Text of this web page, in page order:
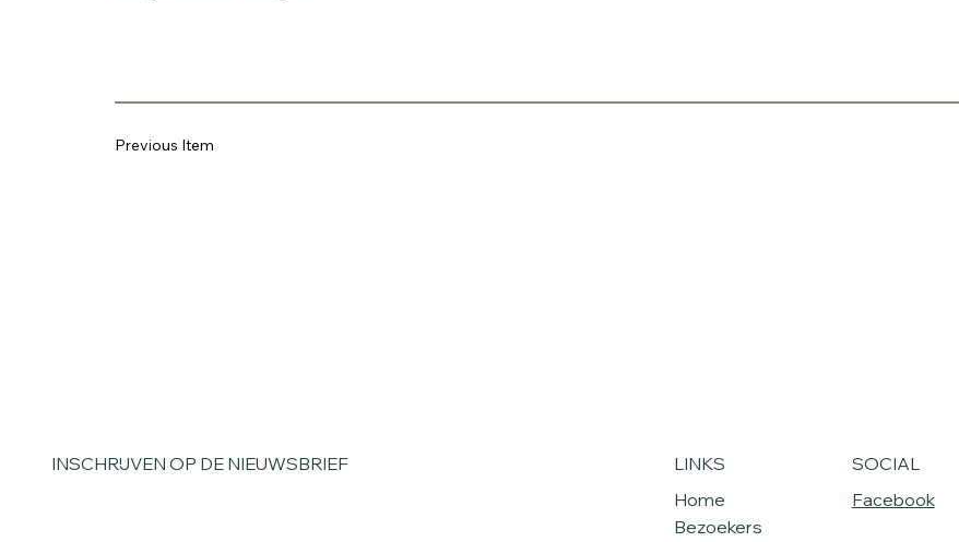
Previous Item
INSCHRIJVEN OP DE NIEUWSBRIEF
LINKS
Home
Bezoekers
SOCIAL
Facebook